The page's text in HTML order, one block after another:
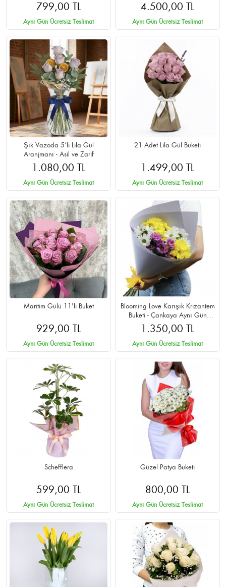
Teslimat
799,00 TL
Aynı Gün Ücretsiz Teslimat
4.500,00 TL
Aynı Gün Ücretsiz Teslimat
Şık Vazoda 5’li Lila Gül
Aranjmanı - Asil ve Zarif
1.080,00 TL
Aynı Gün Ücretsiz Teslimat
21 Adet Lila Gül Buketi
1.499,00 TL
Aynı Gün Ücretsiz Teslimat
Maritim Gülü 11'li Buket
929,00 TL
Aynı Gün Ücretsiz Teslimat
Blooming Love Karışık Krizantem
Buketi - Çankaya Aynı Gün
Teslimat
1.350,00 TL
Aynı Gün Ücretsiz Teslimat
Schefflera
599,00 TL
Aynı Gün Ücretsiz Teslimat
Güzel Patya Buketi
800,00 TL
Aynı Gün Ücretsiz Teslimat